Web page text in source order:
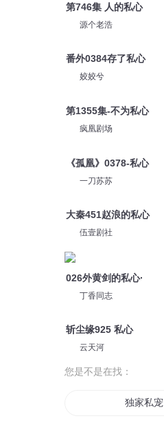
第746集 人的私心
源个老浩
番外0384存了私心
姣姣兮
第1355集-不为私心
疯凰剧场
《孤凰》0378-私心
一刀苏苏
大秦451赵浪的私心
伍壹剧社
026外黄剑的私心·
丁香同志
斩尘缘925 私心
云天河
您是不是在找：
独家私宠